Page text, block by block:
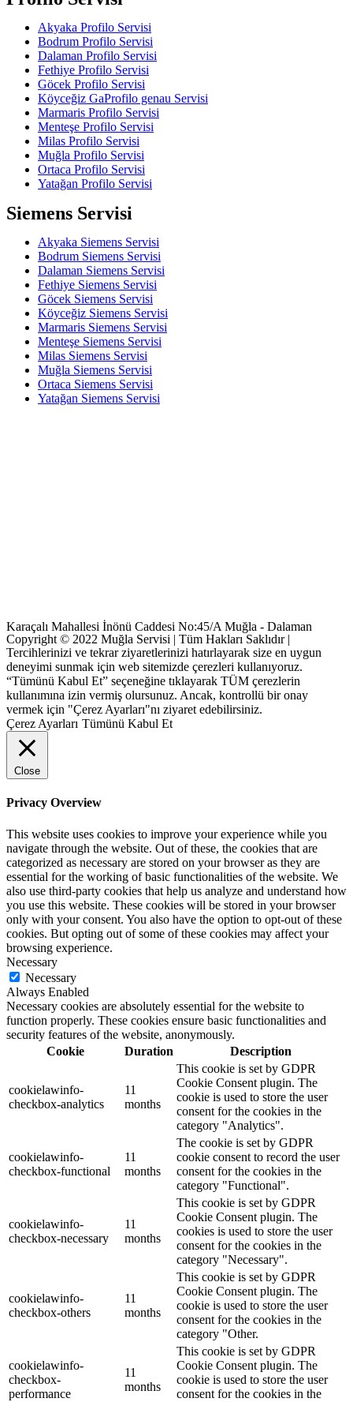
Akyaka Profilo Servisi
Bodrum Profilo Servisi
Dalaman Profilo Servisi
Fethiye Profilo Servisi
Göcek Profilo Servisi
Köyceğiz GaProfilo genau Servisi
Marmaris Profilo Servisi
Menteşe Profilo Servisi
Milas Profilo Servisi
Muğla Profilo Servisi
Ortaca Profilo Servisi
Yatağan Profilo Servisi
Siemens Servisi
Akyaka Siemens Servisi
Bodrum Siemens Servisi
Dalaman Siemens Servisi
Fethiye Siemens Servisi
Göcek Siemens Servisi
Köyceğiz Siemens Servisi
Marmaris Siemens Servisi
Menteşe Siemens Servisi
Milas Siemens Servisi
Muğla Siemens Servisi
Ortaca Siemens Servisi
Yatağan Siemens Servisi
Karaçalı Mahallesi İnönü Caddesi No:45/A Muğla - Dalaman
Copyright © 2022 Muğla Servisi | Tüm Hakları Saklıdır |
Tercihlerinizi ve tekrar ziyaretlerinizi hatırlayarak size en uygun
deneyimi sunmak için web sitemizde çerezleri kullanıyoruz.
“Tümünü Kabul Et” seçeneğine tıklayarak TÜM çerezlerin
kullanımına izin vermiş olursunuz. Ancak, kontrollü bir onay
vermek için "Çerez Ayarları"nı ziyaret edebilirsiniz.
Çerez Ayarları Tümünü Kabul Et
Close
Privacy Overview
This website uses cookies to improve your experience while you
navigate through the website. Out of these, the cookies that are
categorized as necessary are stored on your browser as they are
essential for the working of basic functionalities of the website. We
also use third-party cookies that help us analyze and understand how
you use this website. These cookies will be stored in your browser
only with your consent. You also have the option to opt-out of these
cookies. But opting out of some of these cookies may affect your
browsing experience.
Necessary
Necessary
Always Enabled
Necessary cookies are absolutely essential for the website to
function properly. These cookies ensure basic functionalities and
security features of the website, anonymously.
Cookie
Duration Description
cookielawinfo-
checkbox-analytics
11
months
This cookie is set by GDPR
Cookie Consent plugin. The
cookie is used to store the user
consent for the cookies in the
category "Analytics".
cookielawinfo-
checkbox-functional
11
months
The cookie is set by GDPR
cookie consent to record the user
consent for the cookies in the
category "Functional".
cookielawinfo-
checkbox-necessary
11
months
This cookie is set by GDPR
Cookie Consent plugin. The
cookies is used to store the user
consent for the cookies in the
category "Necessary".
cookielawinfo-
checkbox-others
11
months
This cookie is set by GDPR
Cookie Consent plugin. The
cookie is used to store the user
consent for the cookies in the
category "Other.
cookielawinfo-
checkbox-
performance
11
months
This cookie is set by GDPR
Cookie Consent plugin. The
cookie is used to store the user
consent for the cookies in the